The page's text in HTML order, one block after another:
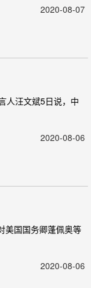
2020-08-07
人汪文斌5日说，中
2020-08-06
美国国务卿蓬佩奥等
2020-08-06